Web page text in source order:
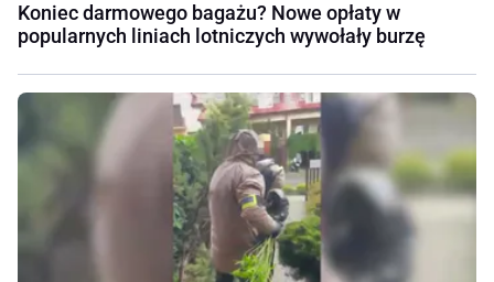
Koniec darmowego bagażu? Nowe opłaty w
popularnych liniach lotniczych wywołały burzę